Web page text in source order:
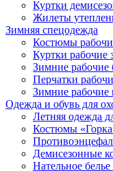
Куртки
Жилеты
Зимняя спецодежда
Костюмы
Куртки рабочие
Зимние
Перчатки
Зимние рабочие
Одежда и обувь для
Летняя одежда
Костюмы
Демисезонные
Нательное